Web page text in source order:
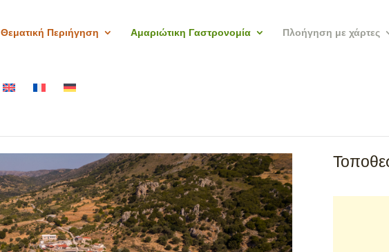
Θεματική Περιήγηση Αμαριώτικη Γαστρονομία Πλοήγηση με χάρτες